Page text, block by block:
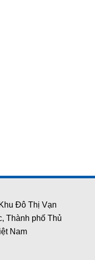
Đô Thị Vạn
Thành phố Thủ
Nam